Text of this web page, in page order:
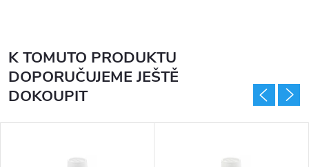
K TOMUTO PRODUKTU
DOPORUČUJEME JEŠTĚ
DOKOUPIT